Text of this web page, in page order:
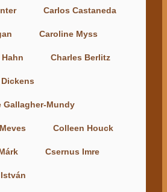
Carlos Castaneda
Caroline Myss
Charles Berlitz
Gallagher-Mundy
Colleen Houck
Csernus Imre